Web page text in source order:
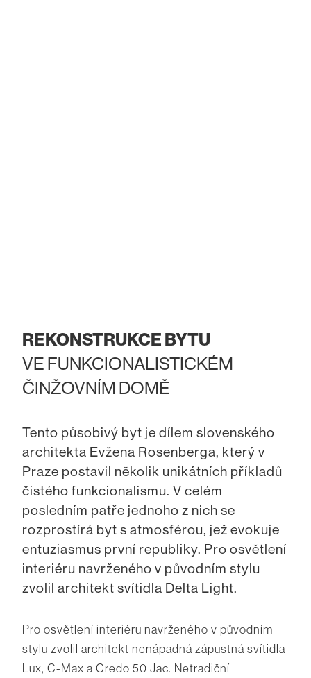
REKONSTRUKCE BYTU
VE FUNKCIONALISTICKÉM
ČINŽOVNÍM DOMĚ
Tento působivý byt je dílem slovenského
architekta Evžena Rosenberga, který v
Praze postavil několik unikátních příkladů
čistého funkcionalismu. V celém
posledním patře jednoho z nich se
rozprostírá byt s atmosférou, jež evokuje
entuziasmus první republiky. Pro osvětlení
interiéru navrženého v původním stylu
zvolil architekt svítidla Delta Light.
Pro osvětlení interiéru navrženého v původním
stylu zvolil architekt nenápadná zápustná svítidla
Lux, C-Max a Credo 50 Jac. Netradiční